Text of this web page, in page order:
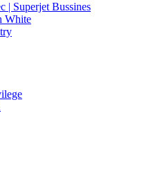
| Superjet Bussines
White